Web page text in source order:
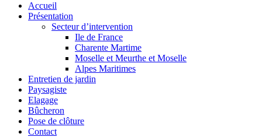
Accueil
Présentation
Secteur d’intervention
Ile de France
Charente Martime
Moselle et Meurthe et Moselle
Alpes Maritimes
Entretien de jardin
Paysagiste
Elagage
Bûcheron
Pose de clôture
Contact